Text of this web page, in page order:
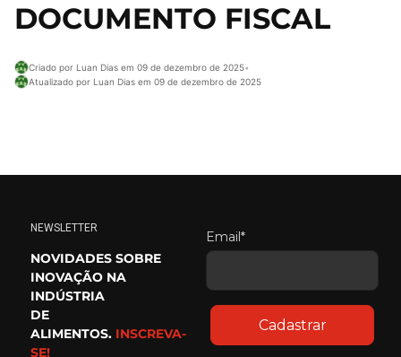
DOCUMENTO FISCAL
Criado por Luan Dias em 09 de dezembro de 2025•
Atualizado por Luan Dias em 09 de dezembro de 2025
NEWSLETTER
NOVIDADES SOBRE
INOVAÇÃO NA
INDÚSTRIA
DE
ALIMENTOS. INSCREVA-
SE!
Email*
Cadastrar